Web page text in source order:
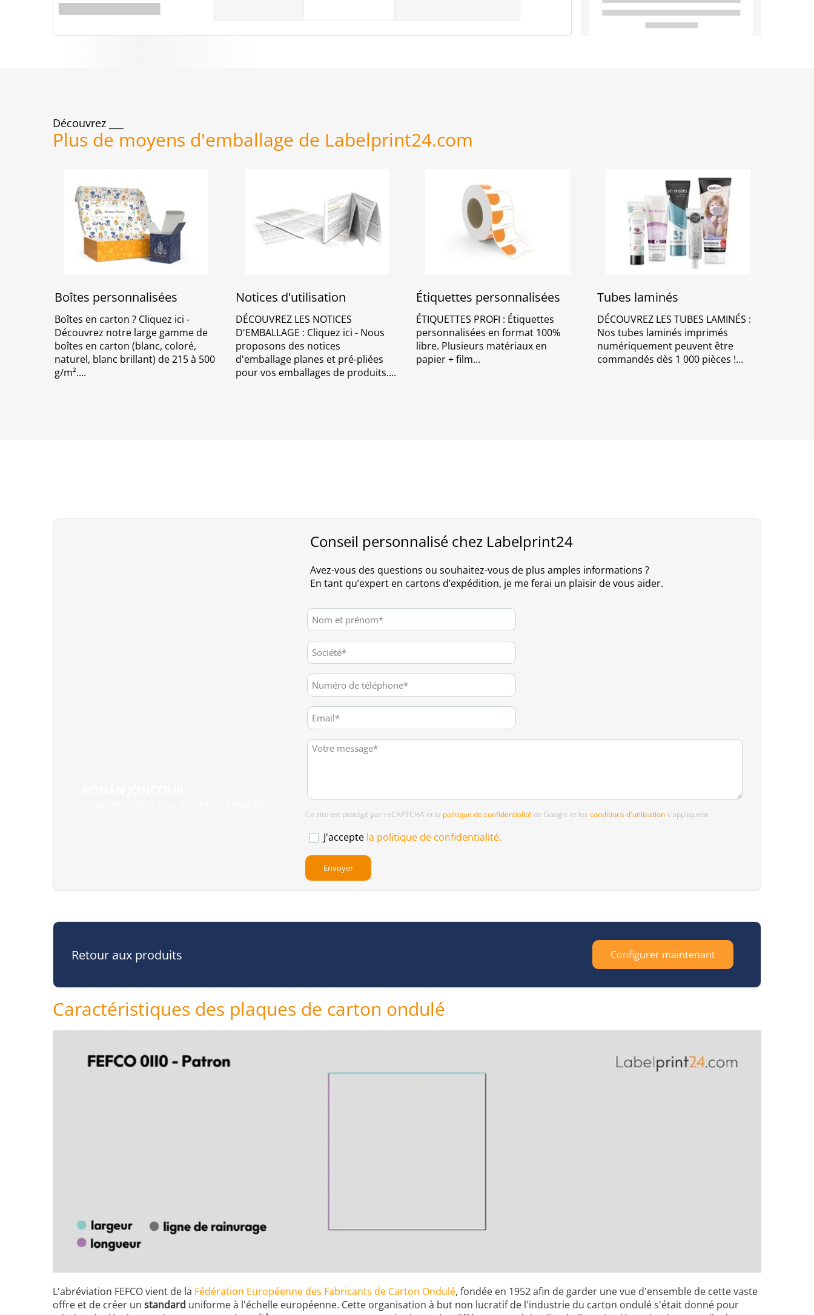
Découvrez
Plus de moyens d'emballage de Labelprint24.com
Boîtes personnalisées
Boîtes en carton ? Cliquez ici -
Découvrez notre large gamme de
boîtes en carton (blanc, coloré,
naturel, blanc brillant) de 215 à 500
g/m².
Notices d'utilisation
DÉCOUVREZ LES NOTICES
D'EMBALLAGE : Cliquez ici - Nous
proposons des notices
d'emballage planes et pré-pliées
pour vos emballages de produits.
Étiquettes personnalisées
ÉTIQUETTES PROFI : Étiquettes
personnalisées en format 100%
libre. Plusieurs matériaux en
papier + film
Tubes laminés
DÉCOUVREZ LES TUBES LAMINÉS :
Nos tubes laminés imprimés
numériquement peuvent être
commandés dès 1 000 pièces !
Conseil personnalisé chez Labelprint24
Avez-vous des questions ou souhaitez-vous de plus amples informations ?
En tant qu’expert en cartons d’expédition, je me ferai un plaisir de vous aider.
Ce site est protégé par reCAPTCHA et la politique de confidentialité de Google et lesconditions d'utilisation s'appliquent.
J'accepte la politique de confidentialité.
Retour aux produits Configurer maintenant
Caractéristiques des plaques de carton ondulé
L'abréviation FEFCO vient de la Fédération Européenne des Fabricants de Carton Ondulé, fondée en 1952 afin de garder une vue d'ensemble de cette vaste
offre et de créer un standard uniforme à l'échelle européenne. Cette organisation à but non lucratif de l'industrie du carton ondulé s'était donné pour